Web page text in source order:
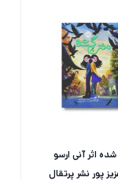
اثر آنی ارسو
پور نشر پرتقال